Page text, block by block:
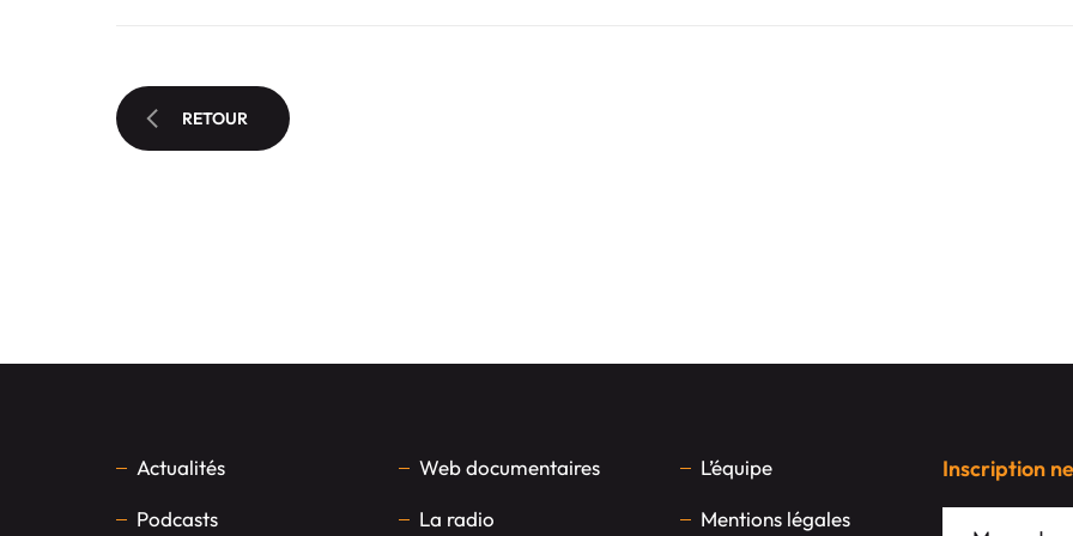
RETOUR
Actualités
Podcasts
Web documentaires
La radio
L’équipe
Mentions légales
Inscription